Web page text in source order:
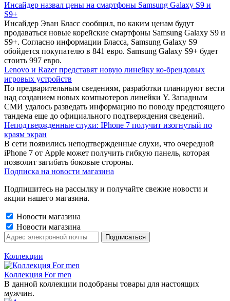
Инсайдер назвал цены на смартфоны Samsung Galaxy S9 и
S9+
Инсайдер Эван Бласс сообщил, по каким ценам будут
продаваться новые корейские смартфоны Samsung Galaxy S9 и
S9+. Согласно информации Бласса, Samsung Galaxy S9
обойдется покупателю в 841 евро. Samsung Galaxy S9+ будет
стоить 997 евро.
Lenovo и Razer представят новую линейку ко-брендовых
игровых устройств
По предварительным сведениям, разработки планируют вести
над созданием новых компьютеров линейки Y. Западным
СМИ удалось разведать информацию по поводу предстоящего
тандема еще до официального подтверждения сведений.
Неподтвержденные слухи: IPhone 7 получит изогнутый по
краям экран
В сети появились неподтвержденные слухи, что очередной
iPhone 7 от Apple может получить гибкую панель, которая
позволит загибать боковые стороны.
Подписка на новости магазина
Подпишитесь на рассылку и получайте свежие новости и
акции нашего магазина.
Новости магазина
Новости магазина
Коллекции
Коллекция For men
В данной коллекции подобраны товары для настоящих
мужчин.